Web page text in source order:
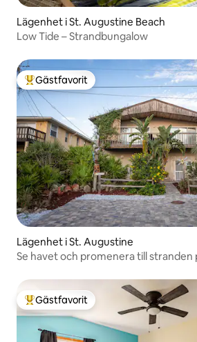
Lägenhet i St. Augustine Beach
Low Tide – Strandbungalow
Populär gästfavorit
Gästfavorit
Lägenhet i St. Augustine
Se havet och promenera till stranden
Populär gästfavorit
Gästfavorit